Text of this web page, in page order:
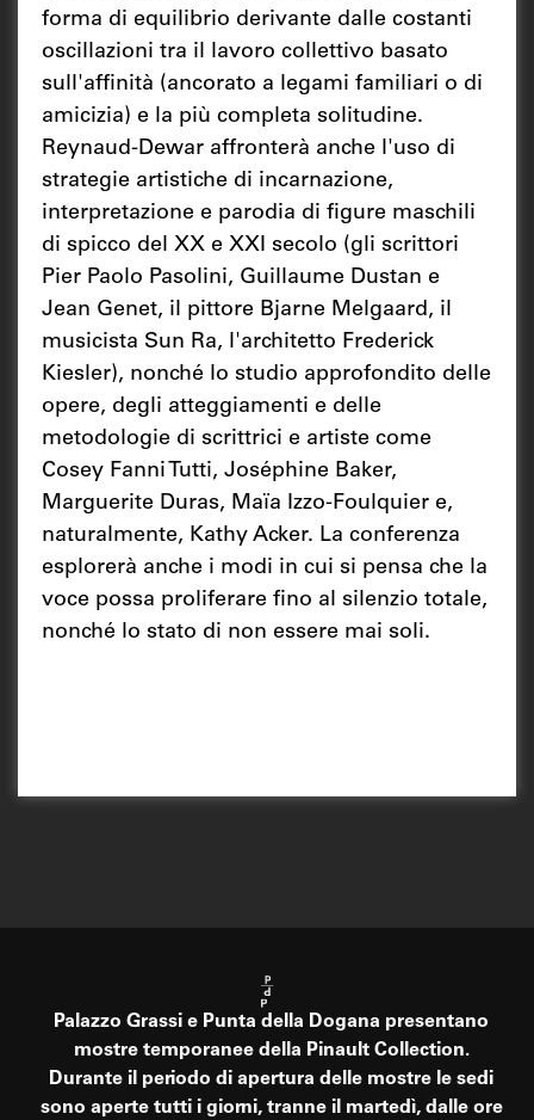
forma di equilibrio derivante dalle costanti
oscillazioni tra il lavoro collettivo basato
sull'affinità (ancorato a legami familiari o di
amicizia) e la più completa solitudine.
Reynaud-Dewar affronterà anche l'uso di
strategie artistiche di incarnazione,
interpretazione e parodia di figure maschili
di spicco del XX e XXI secolo (gli scrittori
Pier Paolo Pasolini, Guillaume Dustan e
Jean Genet, il pittore Bjarne Melgaard, il
musicista Sun Ra, l'architetto Frederick
Kiesler), nonché lo studio approfondito delle
opere, degli atteggiamenti e delle
metodologie di scrittrici e artiste come
Cosey Fanni Tutti, Joséphine Baker,
Marguerite Duras, Maïa Izzo-Foulquier e,
naturalmente, Kathy Acker. La conferenza
esplorerà anche i modi in cui si pensa che la
voce possa proliferare fino al silenzio totale,
nonché lo stato di non essere mai soli.
Palazzo Grassi e Punta della Dogana presentano
mostre temporanee della Pinault Collection.
Durante il periodo di apertura delle mostre le sedi
sono aperte tutti i giorni, tranne il martedì, dalle ore